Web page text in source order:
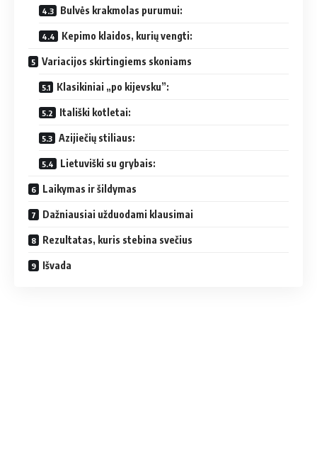
Bulvės krakmolas purumui:
Kepimo klaidos, kurių vengti:
Variacijos skirtingiems skoniams
Klasikiniai „po kijevsku”:
Itališki kotletai:
Azijiečių stiliaus:
Lietuviški su grybais:
Laikymas ir šildymas
Dažniausiai užduodami klausimai
Rezultatas, kuris stebina svečius
Išvada